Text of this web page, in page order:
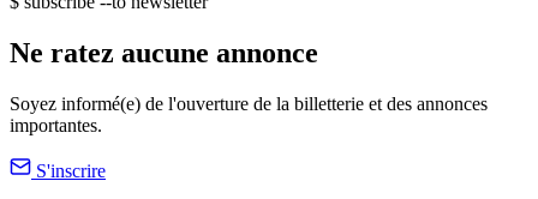
Ne ratez aucune annonce
Soyez informé(e) de l'ouverture de la billetterie et des annonces
importantes.
S'inscrire